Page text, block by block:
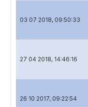
03 07 2018, 09:50:33
27 04 2018, 14:46:16
26 10 2017, 09:22:54